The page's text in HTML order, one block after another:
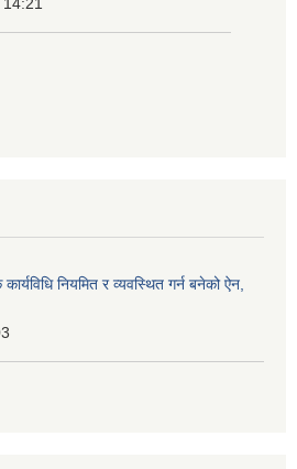
नियमित र व्यवस्थित गर्न बनेको ऐन,